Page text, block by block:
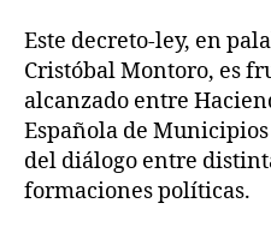
Este decreto-ley, en
Cristóbal Montoro, es
alcanzado entre
Española de
del diálogo entre
formaciones políticas.